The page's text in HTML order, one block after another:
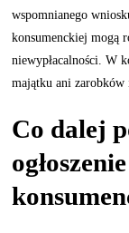
wspomnianego
konsumenckiej mogą
niewypłacalności. W
majątku ani zarobków
Co dalej